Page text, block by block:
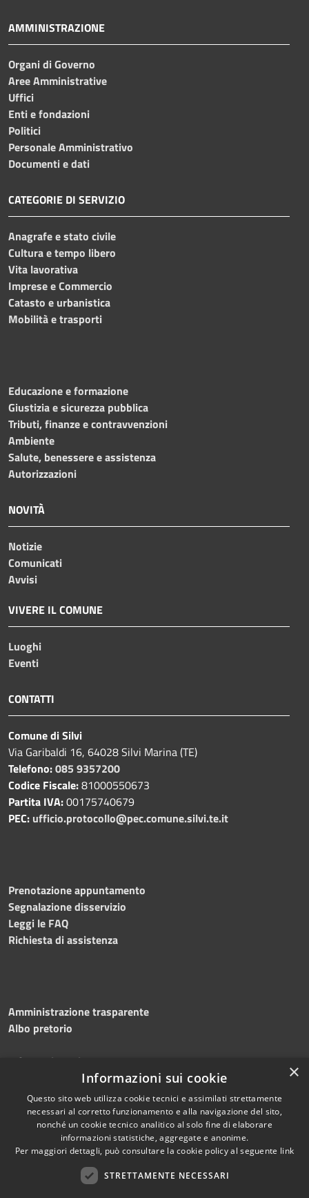
AMMINISTRAZIONE
Organi di Governo
Aree Amministrative
Uffici
Enti e fondazioni
Politici
Personale Amministrativo
Documenti e dati
CATEGORIE DI SERVIZIO
Anagrafe e stato civile
Cultura e tempo libero
Vita lavorativa
Imprese e Commercio
Catasto e urbanistica
Mobilità e trasporti
Educazione e formazione
Giustizia e sicurezza pubblica
Tributi, finanze e contravvenzioni
Ambiente
Salute, benessere e assistenza
Autorizzazioni
NOVITÀ
Notizie
Comunicati
Avvisi
VIVERE IL COMUNE
Luoghi
Eventi
CONTATTI
Comune di Silvi
Via Garibaldi 16, 64028 Silvi Marina (TE)
Telefono:085 9357200
Codice Fiscale:81000550673
Partita IVA:00175740679
PEC: ufficio.protocollo@pec.comune.silvi.te.it
Prenotazione appuntamento
Segnalazione disservizio
Leggi le FAQ
Richiesta di assistenza
Amministrazione trasparente
Albo pretorio
Informativa privacy
Dichiarazione di accessibilità
Copyright © 2026 • Comune di
Silvi • Powered by
×
Informazioni sui cookie
Questo sito web utilizza cookie tecnici e assimilati strettamente
necessari al corretto funzionamento e alla navigazione del sito,
nonché un cookie tecnico analitico al solo fine di elaborare
informazioni statistiche, aggregate e anonime.
Per maggiori dettagli, può consultare la cookie policy al seguente link
STRETTAMENTE NECESSARI